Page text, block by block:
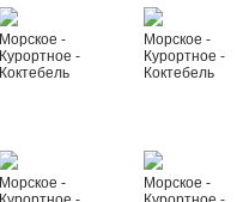
Морское -
Курортное -
Коктебель
Морское -
Курортное -
Коктебель
Морское -
Морское -